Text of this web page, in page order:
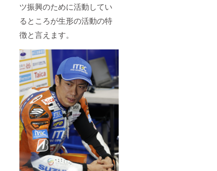
ツ振興のために活動してい
るところが生形の活動の特
徴と言えます。